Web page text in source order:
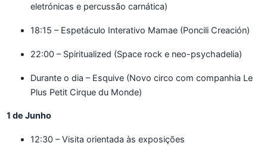
eletrónicas e percussão carnática)
18:15 – Espetáculo Interativo Mamae (Poncili Creación)
22:00 – Spiritualized (Space rock e neo-psychadelia)
Durante o dia – Esquive (Novo circo com companhia Le
Plus Petit Cirque du Monde)
1 de Junho
12:30 – Visita orientada às exposições